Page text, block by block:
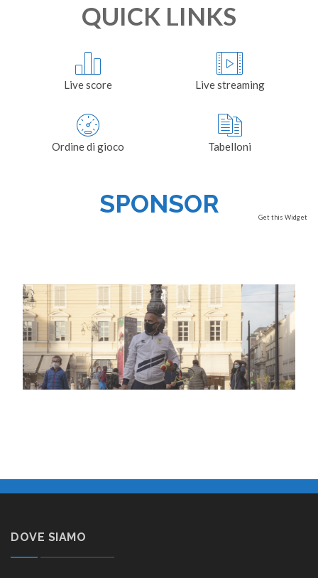
QUICK LINKS
Live score Live streaming
Ordine di gioco Tabelloni
Get this Widget
SPONSOR
DOVE SIAMO